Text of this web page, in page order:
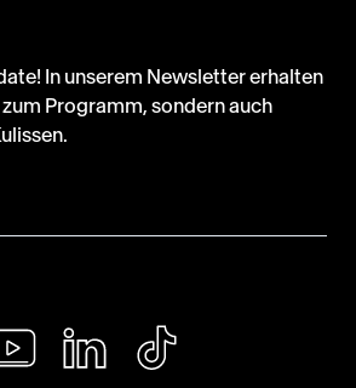
In unserem Newsletter erhalten
Programm, sondern auch